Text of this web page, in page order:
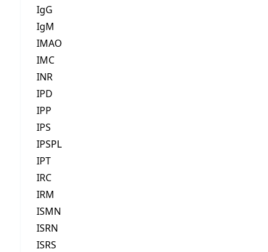
IgG
IgM
IMAO
IMC
INR
IPD
IPP
IPS
IPSPL
IPT
IRC
IRM
ISMN
ISRN
ISRS